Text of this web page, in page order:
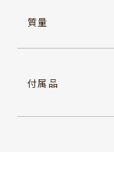
質量
付属品